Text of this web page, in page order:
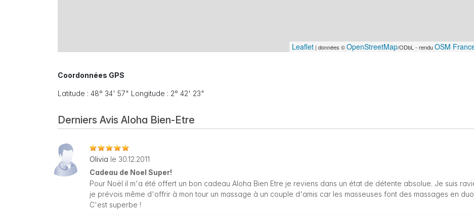
Leaflet | données ©OpenStreetMap/ODbL - renduOSM
Coordonnées GPS
Latitude : 48° 34' 57" Longitude : 2° 42' 23"
Derniers Avis Aloha Bien-Etre
Olivia le 30.12.2011
Cadeau de Noel Super!
Pour Noël il m'a été offert un bon cadeau Aloha Bien Etre je reviens dans un état de détente absolue. Je suis
je prévois même d'offrir à mon tour un massage à un couple d'amis car les masseuses font des massages en
C'est superbe !